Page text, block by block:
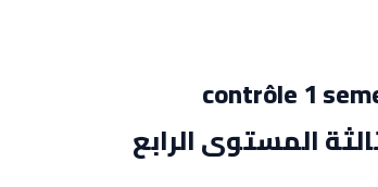
contrôle 1
المستوى الرابع